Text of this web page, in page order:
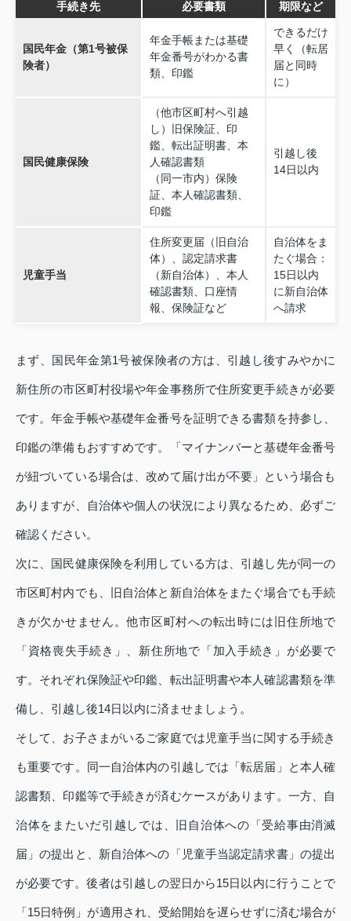
手続き先 必要書類 期限など
国民年金（第1号被保
険者）
年金手帳または基礎
年金番号がわかる書
類、印鑑
できるだけ
早く（転居
届と同時
に）
国民健康保険
（他市区町村へ引越
し）旧保険証、印
鑑、転出証明書、本
人確認書類
（同一市内）保険
証、本人確認書類、
印鑑
引越し後
14日以内
児童手当
住所変更届（旧自治
体）、認定請求書
（新自治体）、本人
確認書類、口座情
報、保険証など
自治体をま
たぐ場合：
15日以内
に新自治体
へ請求
まず、国民年金第1号被保険者の方は、引越し後すみやかに
新住所の市区町村役場や年金事務所で住所変更手続きが必要
です。年金手帳や基礎年金番号を証明できる書類を持参し、
印鑑の準備もおすすめです。「マイナンバーと基礎年金番号
が紐づいている場合は、改めて届け出が不要」という場合も
ありますが、自治体や個人の状況により異なるため、必ずご
確認ください。
次に、国民健康保険を利用している方は、引越し先が同一の
市区町村内でも、旧自治体と新自治体をまたぐ場合でも手続
きが欠かせません。他市区町村への転出時には旧住所地で
「資格喪失手続き」、新住所地で「加入手続き」が必要で
す。それぞれ保険証や印鑑、転出証明書や本人確認書類を準
備し、引越し後14日以内に済ませましょう。
そして、お子さまがいるご家庭では児童手当に関する手続き
も重要です。同一自治体内の引越しでは「転居届」と本人確
認書類、印鑑等で手続きが済むケースがあります。一方、自
治体をまたいだ引越しでは、旧自治体への「受給事由消滅
届」の提出と、新自治体への「児童手当認定請求書」の提出
が必要です。後者は引越しの翌日から15日以内に行うことで
「15日特例」が適用され、受給開始を遅らせずに済む場合が